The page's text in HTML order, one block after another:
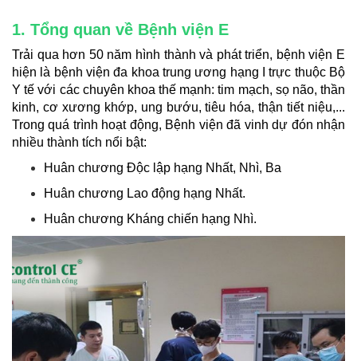
1. Tổng quan về Bệnh viện E
Trải qua hơn 50 năm hình thành và phát triển, bệnh viện E
hiện là bệnh viện đa khoa trung ương hạng I trực thuộc Bộ
Y tế với các chuyên khoa thế mạnh: tim mạch, sọ não, thần
kinh, cơ xương khớp, ung bướu, tiêu hóa, thận tiết niệu,...
Trong quá trình hoạt động, Bệnh viện đã vinh dự đón nhận
nhiều thành tích nổi bật:
Huân chương Độc lập hạng Nhất, Nhì, Ba
Huân chương Lao động hạng Nhất.
Huân chương Kháng chiến hạng Nhì.